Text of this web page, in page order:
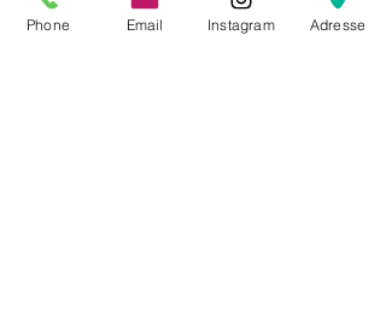
Phone Email Instagram Adresse